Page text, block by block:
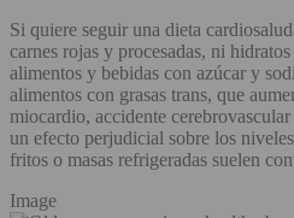
Si quiere seguir una dieta
carnes rojas y procesadas, ni
alimentos y bebidas con azúcar y
alimentos con grasas trans, que
miocardio, accidente
un efecto perjudicial sobre los
fritos o masas refrigeradas suelen
Image